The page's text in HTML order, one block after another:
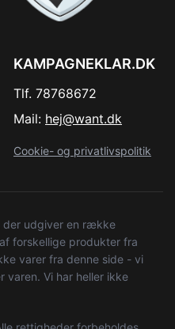
KAMPAGNEKLAR.DK
Tlf. 78768672
Mail: hej@want.dk
Cookie- og privatlivspolitik
der udgiver en række
forskellige produkter fra
varer fra denne side - vi
varen. Vi har heller ikke